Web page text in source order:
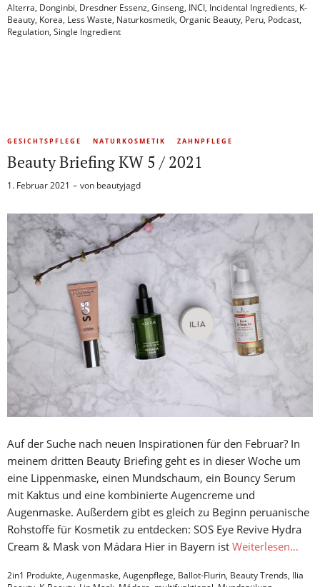
Alterra, Donginbi, Dresdner Essenz, Ginseng, INCI, Incidental Ingredients, K-
Beauty, Korea, Less Waste, Naturkosmetik, Organic Beauty, Peru, Podcast,
Regulation, Single Ingredient
GESICHTSPFLEGE NATURKOSMETIK ZAHNPFLEGE
Beauty Briefing KW 5 / 2021
1. Februar 2021 von beautyjagd
Auf der Suche nach neuen Inspirationen für den Februar? In
meinem dritten Beauty Briefing geht es in dieser Woche um
eine Lippenmaske, einen Mundschaum, ein Bouncy Serum
mit Kaktus und eine kombinierte Augencreme und
Augenmaske. Außerdem gibt es gleich zu Beginn peruanische
Rohstoffe für Kosmetik zu entdecken: SOS Eye Revive Hydra
Cream & Mask von Mádara Hier in Bayern ist Weiterlesen…
2in1 Produkte, Augenmaske, Augenpflege, Ballot-Flurin, Beauty Trends, Ilia